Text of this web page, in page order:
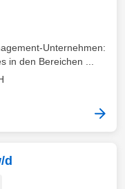
Unternehmen:
in den Bereichen ...
d